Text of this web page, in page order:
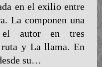
en el exilio entre
La componen una
autor en tres
y La llama. En
su…